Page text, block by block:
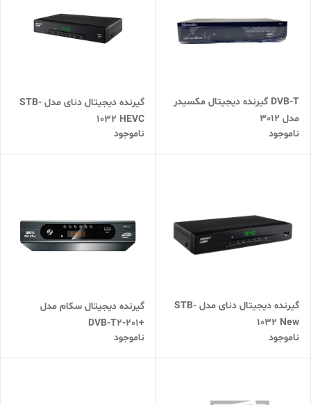
DVB-T گیرنده دیجیتال مکسیدر
مدل 3012
ناموجود
گیرنده دیجیتال دنای مدل STB-
1032 HEVC
ناموجود
گیرنده دیجیتال دنای مدل STB-
1032 New
ناموجود
گیرنده دیجیتال سکام مدل
+DVB-T2-201
ناموجود